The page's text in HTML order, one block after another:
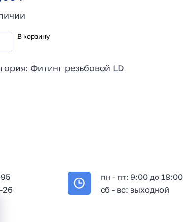
В корзину
Фитинг резьбовой LD
26
пн - пт: 9:00 до 18:00
сб - вс: выходной